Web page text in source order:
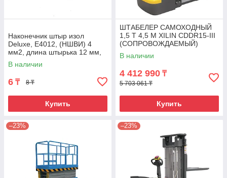
Наконечник штыр изол
Deluxe, Е4012, (НШВИ) 4
мм2, длина штырька 12 мм,
(1000 шт/упак)
В наличии
6 ₸ 8 ₸
Купить
ШТАБЕЛЕР САМОХОДНЫЙ
1,5 Т 4,5 М XILIN CDDR15-III
(СОПРОВОЖДАЕМЫЙ)
В наличии
4 412 990 ₸
5 703 061 ₸
Купить
–23% –23%